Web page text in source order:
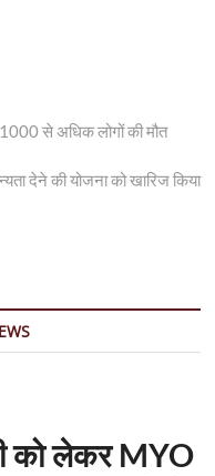
से अधिक लोगों की मौत
देने की योजना को खारिज किया
को लेकर MYO